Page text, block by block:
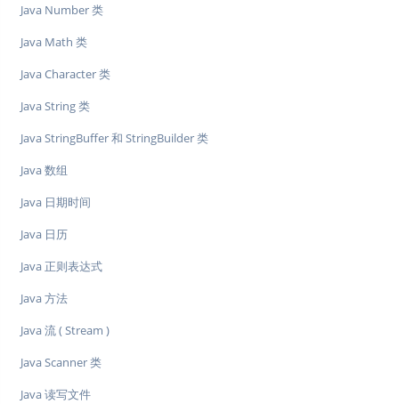
Java Number 类
Java Math 类
Java Character 类
Java String 类
Java StringBuffer 和 StringBuilder 类
Java 数组
Java 日期时间
Java 日历
Java 正则表达式
Java 方法
Java 流 ( Stream )
Java Scanner 类
Java 读写文件